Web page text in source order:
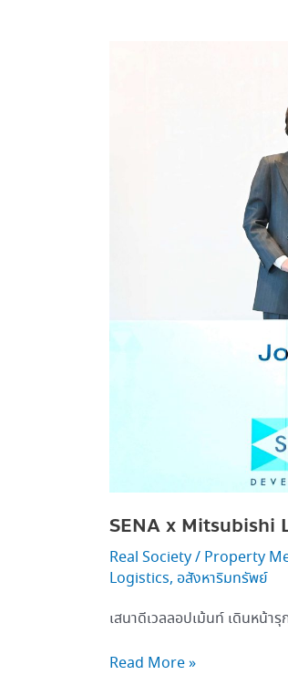
SENA x Mitsubishi
Real Society/ Property
Logistics, อสังหาริมทรัพย์
เสนาดีเวลลอปเม้นท์ เดินหน้
Read More »